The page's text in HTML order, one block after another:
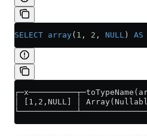
SELECT array( 1 , 2 , NULL ) AS
│ [1,2,NULL] │